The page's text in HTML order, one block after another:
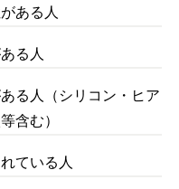
ある人
る人
る人（シリコン・ヒア
含む）
ている人